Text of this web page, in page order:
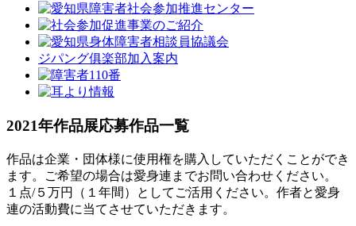
ジパング俱楽部加入案内
2021年作品展応募作品一覧
作品は企業・団体様に使用権を購入していただくことができ
ます。ご希望の場合は愛身連までお問い合わせください。
１点/５万円（１年間）としてご活用ください。作者と愛身
連の活動費に当てさせていただきます。